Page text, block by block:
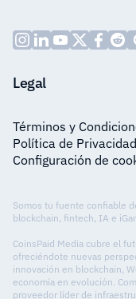
Legal
Términos y
Política de Privacidad
Configuración de
Somos tu fuente confiable
blockchain, fintech, IA e
CoinsPaid Media cubre el
ofreciéndote nuevas
innovación en blockchain,
economía en evolución.
proveedor líder de